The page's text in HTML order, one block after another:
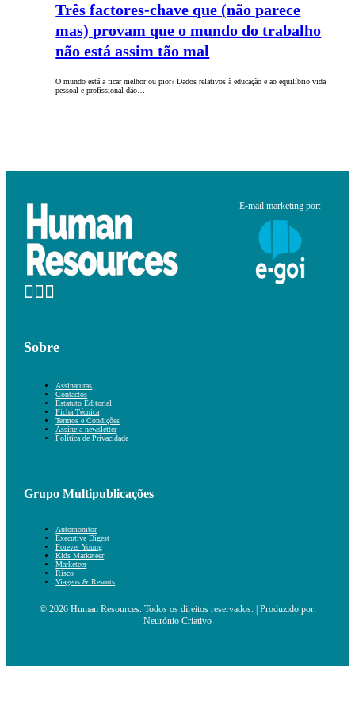
Três factores-chave que (não parece
mas) provam que o mundo do trabalho
não está assim tão mal
O mundo está a ficar melhor ou pior? Dados relativos à educação e ao equilíbrio vida
pessoal e profissional dão…
E-mail marketing por:
Sobre
Assinaturas
Contactos
Estatuto Editorial
Ficha Técnica
Termos e Condições
Assine a newsletter
Política de Privacidade
Grupo Multipublicações
Automonitor
Executive Digest
Forever Young
Kids Marketeer
Marketeer
Risco
Viagens & Resorts
© 2026 Human Resources. Todos os direitos reservados. | Produzido por:
Neurónio Criativo